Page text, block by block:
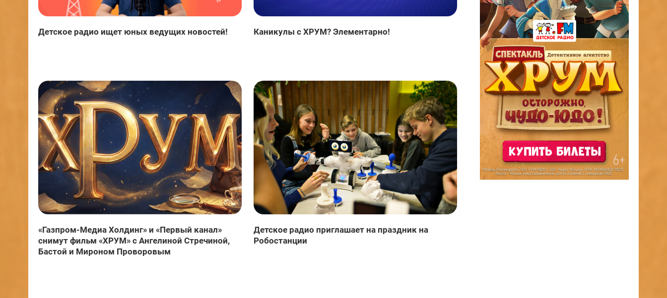
Детское радио ищет юных ведущих новостей! Каникулы с ХРУМ? Элементарно!
«Газпром-Медиа Холдинг» и «Первый канал»
снимут фильм «ХРУМ» с Ангелиной Стречиной,
Бастой и Мироном Проворовым
Детское радио приглашает на праздник на
Робостанции